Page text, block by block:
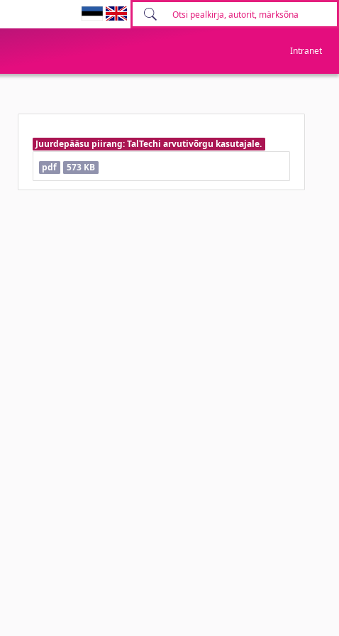
Intranet
Juurdepääsu piirang: TalTechi arvutivõrgu kasutajale.
pdf
573 KB